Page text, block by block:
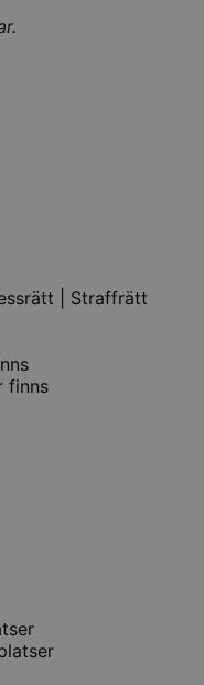
| Straffrätt
finns